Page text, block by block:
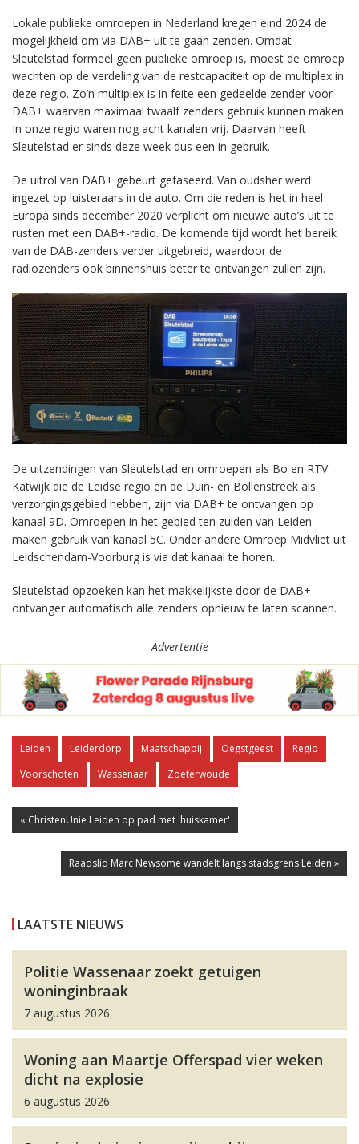
Lokale publieke omroepen in Nederland kregen eind 2024 de
mogelijkheid om via DAB+ uit te gaan zenden. Omdat
Sleutelstad formeel geen publieke omroep is, moest de omroep
wachten op de verdeling van de restcapaciteit op de multiplex in
deze regio. Zo’n multiplex is in feite een gedeelde zender voor
DAB+ waarvan maximaal twaalf zenders gebruik kunnen maken.
In onze regio waren nog acht kanalen vrij. Daarvan heeft
Sleutelstad er sinds deze week dus een in gebruik.
De uitrol van DAB+ gebeurt gefaseerd. Van oudsher werd
ingezet op luisteraars in de auto. Om die reden is het in heel
Europa sinds december 2020 verplicht om nieuwe auto’s uit te
rusten met een DAB+-radio. De komende tijd wordt het bereik
van de DAB-zenders verder uitgebreid, waardoor de
radiozenders ook binnenshuis beter te ontvangen zullen zijn.
De uitzendingen van Sleutelstad en omroepen als Bo en RTV
Katwijk die de Leidse regio en de Duin- en Bollenstreek als
verzorgingsgebied hebben, zijn via DAB+ te ontvangen op
kanaal 9D. Omroepen in het gebied ten zuiden van Leiden
maken gebruik van kanaal 5C. Onder andere Omroep Midvliet uit
Leidschendam-Voorburg is via dat kanaal te horen.
Sleutelstad opzoeken kan het makkelijkste door de DAB+
ontvanger automatisch alle zenders opnieuw te laten scannen.
Advertentie
Leiden Leiderdorp Maatschappij Oegstgeest
Regio
Voorschoten
Wassenaar Zoeterwoude
« ChristenUnie Leiden op pad met 'huiskamer'
Raadslid Marc Newsome wandelt langs stadsgrens Leiden »
LAATSTE NIEUWS
Politie Wassenaar zoekt getuigen
woninginbraak
7 augustus 2026
Woning aan Maartje Offerspad vier weken
dicht na explosie
6 augustus 2026